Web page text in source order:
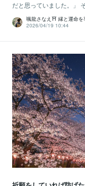
だと思っていました。」
颯龍さなえ⛩ 縁と運命を
2026/04/19 10:44